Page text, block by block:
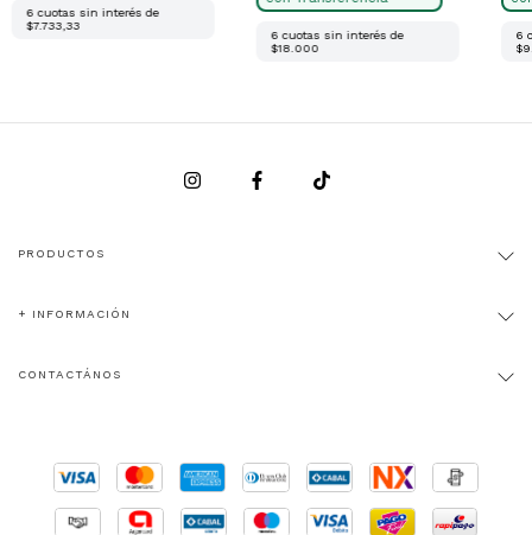
6 cuotas sin interés de
$7.733,33
6 cuotas sin interés de
$18.000
6
PRODUCTOS
+ INFORMACIÓN
CONTACTÁNOS